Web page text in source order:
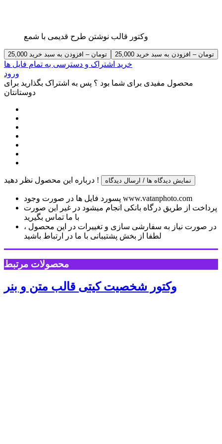
وکتور قالب نوشتن طرح قدیمی با شمع
25,000 تومان – افزودن به سبد خرید
خرید اشتراک و دسترسی به تمام فایل ها
ورود
محصول مفیدی برای شما بود ؟ پس به اشتراک بگذارید برای
دوستانتان
درباره این محصول نظر دهید ! نمایش دیدگاه ها / ارسال دیدگاه
پسورد فایل ها در صورت وجود www.vatanphoto.com
پرداخت از طریق درگاه بانکی انجام میشود در غیر این صورت
با ما تماس بگیرید
در صورت نیاز به سفارشی سازی و تغییرات در این محصول ،
لطفا از بخش پشتیبانی با ما در ارتباط باشید
محصولات مرتبط
وکتور شخصیت کیتی قالب متن و بنر